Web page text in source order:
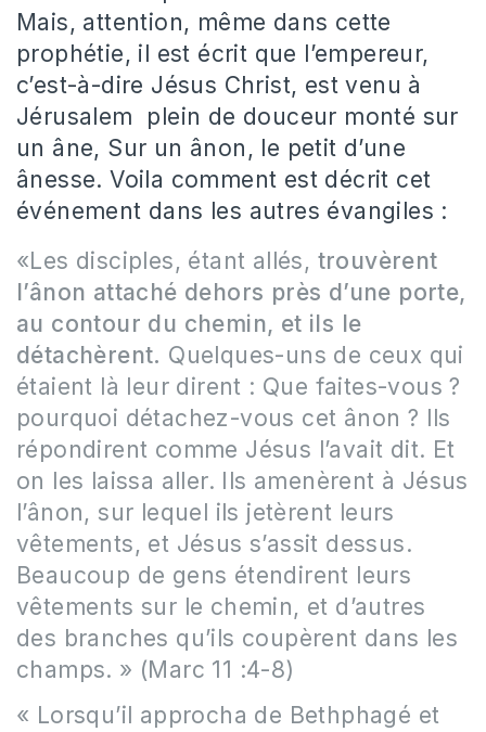
Mais, attention, même dans cette
prophétie, il est écrit que l’empereur,
c’est-à-dire Jésus Christ, est venu à
Jérusalem plein de douceur monté sur
un âne, Sur un ânon, le petit d’une
ânesse. Voila comment est décrit cet
événement dans les autres évangiles :
«Les disciples, étant allés, trouvèrent
l’ânon attaché dehors près d’une porte,
au contour du chemin, et ils le
détachèrent. Quelques-uns de ceux qui
étaient là leur dirent : Que faites-vous ?
pourquoi détachez-vous cet ânon ? Ils
répondirent comme Jésus l’avait dit. Et
on les laissa aller. Ils amenèrent à Jésus
l’ânon, sur lequel ils jetèrent leurs
vêtements, et Jésus s’assit dessus.
Beaucoup de gens étendirent leurs
vêtements sur le chemin, et d’autres
des branches qu’ils coupèrent dans les
champs. » (Marc 11 :4-8)
« Lorsqu’il approcha de Bethphagé et